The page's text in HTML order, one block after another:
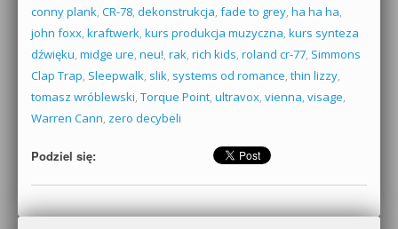
conny plank, CR-78, dekonstrukcja, fade to grey, ha ha ha,
john foxx, kraftwerk, kurs produkcja muzyczna, kurs synteza
dźwięku, midge ure, neu!, rak, rich kids, roland cr-77, Simmons
Clap Trap, Sleepwalk, slik, systems od romance, thin lizzy,
tomasz wróblewski, Torque Point, ultravox, vienna, visage,
Warren Cann, zero decybeli
Podziel się: